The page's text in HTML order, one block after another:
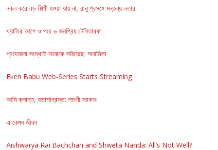
নকল করে বড় শিল্পী হওয়া যায় না, রানু প্রসঙ্গে মন্তব্য লতার
খ্যাতির আগে ও পরে ৬ জনপ্রিয় টেলিতারকা
প্রযোজনা সংস্থাই আমাকে সরিয়েছে: অনামিকা
Eken Babu Web-Series Starts Streaming
আমি ক্লান্ত, হতাশাগ্রস্ত: লাবণী সরকার
এ কেমন জীবন
Aishwarya Rai Bachchan and Shweta Nanda: All’s Not Well?